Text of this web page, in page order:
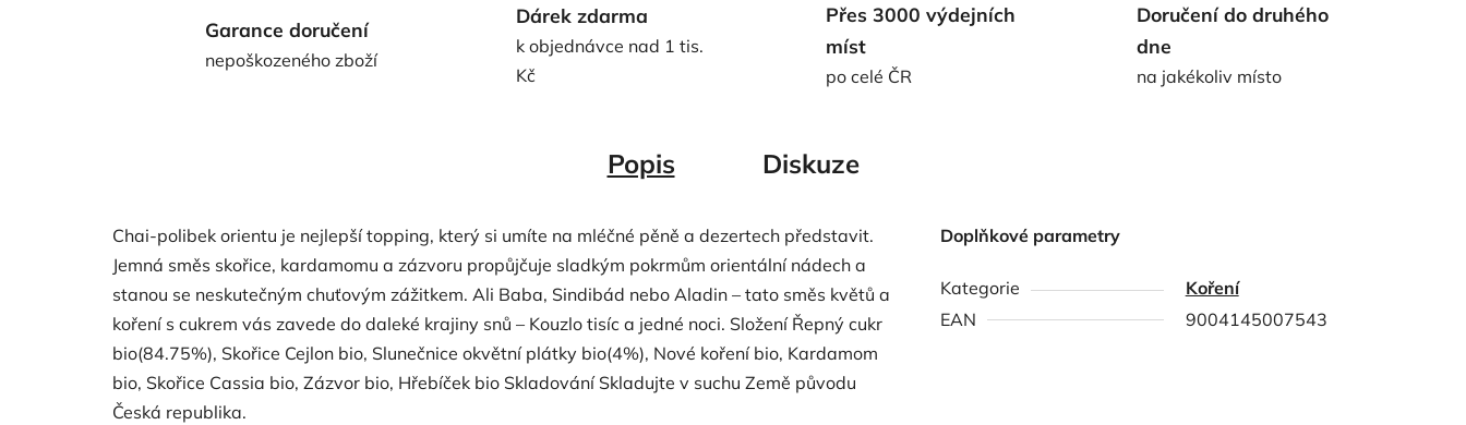
Garance doručení
nepoškozeného zboží
Dárek zdarma
k objednávce nad 1 tis.
Kč
Přes 3000 výdejních
míst
po celé ČR
Doručení do druhého
dne
na jakékoliv místo
Popis Diskuze
Chai-polibek orientu je nejlepší topping, který si umíte na mléčné pěně a dezertech představit.
Jemná směs skořice, kardamomu a zázvoru propůjčuje sladkým pokrmům orientální nádech a
stanou se neskutečným chuťovým zážitkem. Ali Baba, Sindibád nebo Aladin – tato směs květů a
koření s cukrem vás zavede do daleké krajiny snů – Kouzlo tisíc a jedné noci. Složení Řepný cukr
bio(84.75%), Skořice Cejlon bio, Slunečnice okvětní plátky bio(4%), Nové koření bio, Kardamom
bio, Skořice Cassia bio, Zázvor bio, Hřebíček bio Skladování Skladujte v suchu Země původu
Česká republika.
Doplňkové parametry
Kategorie
Koření
EAN
9004145007543